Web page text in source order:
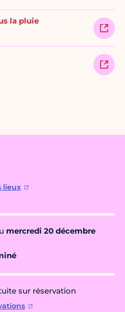
lieux
mercredi 20 décembre
sur réservation
la pluie